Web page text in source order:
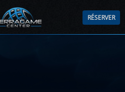
RÉSERVER